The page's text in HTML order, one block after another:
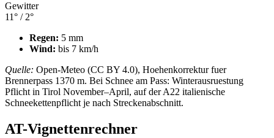
Gewitter
11° / 2°
Regen: 5 mm
Wind: bis 7 km/h
Quelle: Open-Meteo (CC BY 4.0), Hoehenkorrektur fuer
Brennerpass 1370 m. Bei Schnee am Pass: Winterausruestung
Pflicht in Tirol November–April, auf der A22 italienische
Schneekettenpflicht je nach Streckenabschnitt.
AT-Vignettenrechner